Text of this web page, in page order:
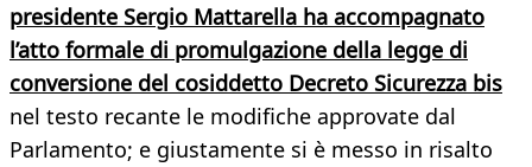
presidente Sergio Mattarella ha accompagnato
l’atto formale di promulgazione della legge di
conversione del cosiddetto Decreto Sicurezza bis
nel testo recante le modifiche approvate dal
Parlamento; e giustamente si è messo in risalto